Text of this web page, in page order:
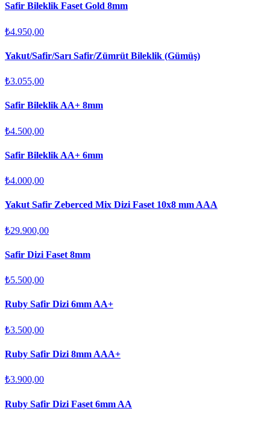
Safir Bileklik Faset Gold 8mm
₺4.950,00
Yakut/Safir/Sarı Safir/Zümrüt Bileklik (Gümüş)
₺3.055,00
Safir Bileklik AA+ 8mm
₺4.500,00
Safir Bileklik AA+ 6mm
₺4.000,00
Yakut Safir Zeberced Mix Dizi Faset 10x8 mm AAA
₺29.900,00
Safir Dizi Faset 8mm
₺5.500,00
Ruby Safir Dizi 6mm AA+
₺3.500,00
Ruby Safir Dizi 8mm AAA+
₺3.900,00
Ruby Safir Dizi Faset 6mm AA